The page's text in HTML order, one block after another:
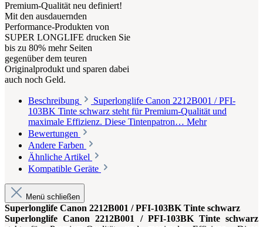
Premium-Qualität neu definiert!
Mit den ausdauernden
Performance-Produkten von
SUPER LONGLIFE drucken Sie
bis zu 80% mehr Seiten
gegenüber dem teuren
Originalprodukt und sparen dabei
auch noch Geld.
Beschreibung
Superlonglife Canon 2212B001 / PFI-
103BK Tinte schwarz steht für Premium-Qualität und
maximale Effizienz. Diese Tintenpatron… Mehr
Bewertungen
Andere Farben
Ähnliche Artikel
Kompatible Geräte
Menü schließen
Superlonglife Canon 2212B001 / PFI-103BK Tinte schwarz
Superlonglife Canon 2212B001 / PFI-103BK Tinte schwarz